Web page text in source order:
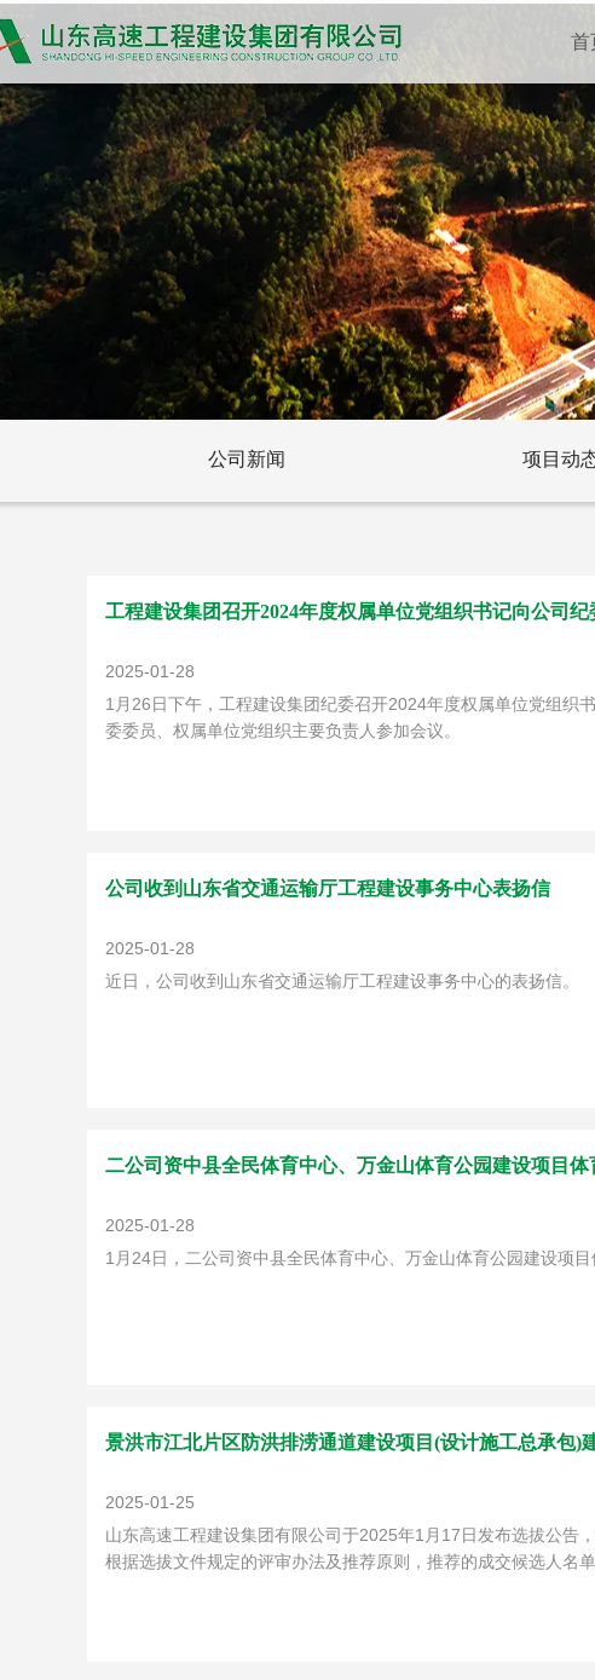
首
公司新闻 项目动
工程建设集团召开2024年度权属单位党组织书记向公司
2025-01-28
1月26日下午，工程建设集团纪委召开2024年度权属单位党组织
委委员、权属单位党组织主要负责人参加会议。
公司收到山东省交通运输厅工程建设事务中心表扬信
2025-01-28
近日，公司收到山东省交通运输厅工程建设事务中心的表扬信。
二公司资中县全民体育中心、万金山体育公园建设项目
2025-01-28
1月24日，二公司资中县全民体育中心、万金山体育公园建设项
景洪市江北片区防洪排涝通道建设项目(设计施工总承包
2025-01-25
山东高速工程建设集团有限公司于2025年1月17日发布选拔公告
根据选拔文件规定的评审办法及推荐原则，推荐的成交候选人名